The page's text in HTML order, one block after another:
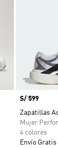
Precio
S/ 599
Zapatillas
Mujer
4 colores
Envío Gratis